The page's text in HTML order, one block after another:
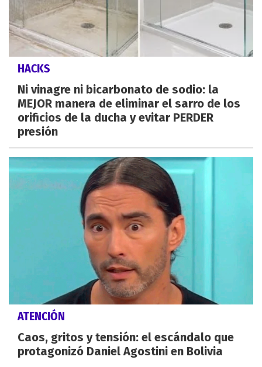
HACKS
Ni vinagre ni bicarbonato de sodio: la
MEJOR manera de eliminar el sarro de los
orificios de la ducha y evitar PERDER
presión
ATENCIÓN
Caos, gritos y tensión: el escándalo que
protagonizó Daniel Agostini en Bolivia